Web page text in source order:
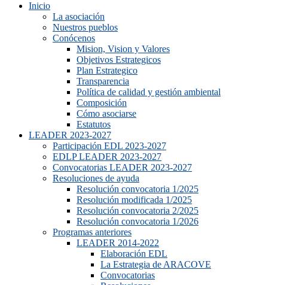
Inicio
La asociación
Nuestros pueblos
Conócenos
Mision, Vision y Valores
Objetivos Estrategicos
Plan Estrategico
Transparencia
Política de calidad y gestión ambiental
Composición
Cómo asociarse
Estatutos
LEADER 2023-2027
Participación EDL 2023-2027
EDLP LEADER 2023-2027
Convocatorias LEADER 2023-2027
Resoluciones de ayuda
Resolución convocatoria 1/2025
Resolución modificada 1/2025
Resolución convocatoria 2/2025
Resolución convocatoria 1/2026
Programas anteriores
LEADER 2014-2022
Elaboración EDL
La Estrategia de ARACOVE
Convocatorias